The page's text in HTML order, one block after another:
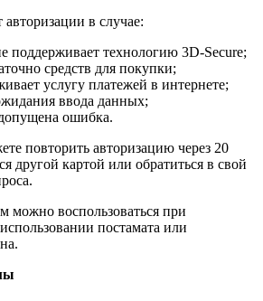
авторизации в случае:
поддерживает технологию 3D-Secure;
средств для покупки;
услугу платежей в интернете;
ввода данных;
ошибка.
повторить авторизацию через 20
другой картой или обратиться в свой
можно воспользоваться при
постамата или